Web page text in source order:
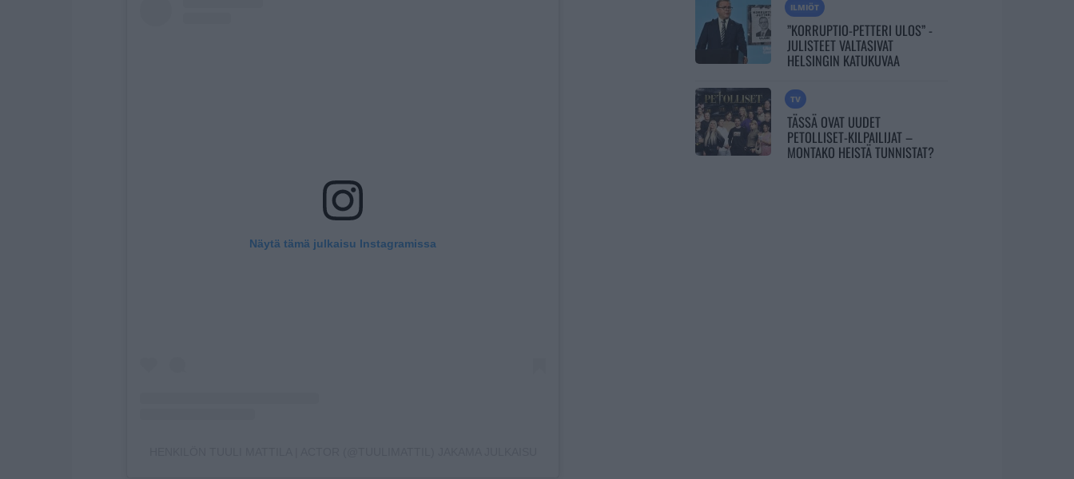
Näytä tämä julkaisu Instagramissa
ILMIÖT
”KORRUPTIO-PETTERI ULOS” -
JULISTEET VALTASIVAT
HELSINGIN KATUKUVAA
TV
TÄSSÄ OVAT UUDET
PETOLLISET-KILPAILIJAT –
MONTAKO HEISTÄ TUNNISTAT?